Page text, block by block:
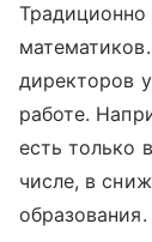
Традиционно
директоров
работе.
есть только
числе, в
образования.